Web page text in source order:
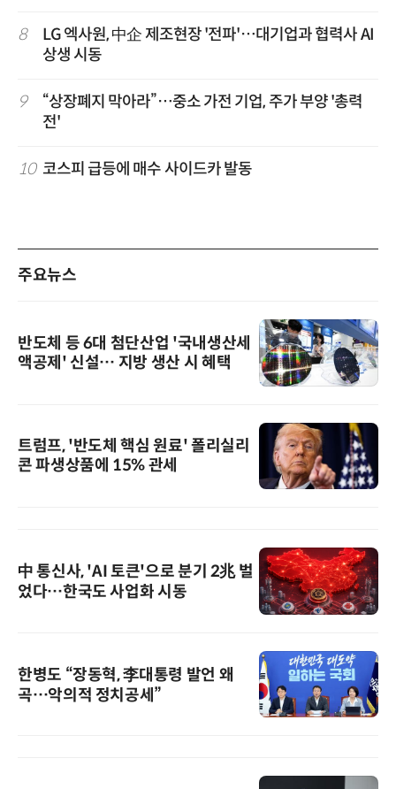
8
LG 엑사원, 中企 제조현장 '전파'…대기업과 협력사 AI
상생 시동
9
“상장폐지 막아라”…중소 가전 기업, 주가 부양 '총력
전'
10 코스피 급등에 매수 사이드카 발동
주요뉴스
반도체 등 6대 첨단산업 '국내생산세
액공제' 신설… 지방 생산 시 혜택
트럼프, '반도체 핵심 원료' 폴리실리
콘 파생상품에 15% 관세
中 통신사, 'AI 토큰'으로 분기 2兆 벌
었다…한국도 사업화 시동
한병도 “장동혁, 李대통령 발언 왜
곡…악의적 정치공세”